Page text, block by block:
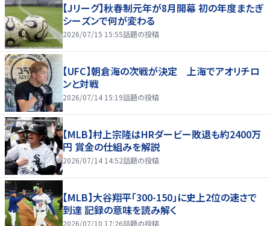
【Jリーグ】秋春制元年が8月開幕 初の年度またぎ
シーズンで何が変わる
2026/07/15 15:55話題の投稿
【UFC】朝倉海の次戦が決定 上海でアオリチロ
ンと対戦
2026/07/14 15:19話題の投稿
【MLB】村上宗隆はHRダービー敗退も約2400万
円 賞金の仕組みを解説
2026/07/14 14:52話題の投稿
【MLB】大谷翔平「300-150」に史上2位の速さで
到達 記録の意味を読み解く
2026/07/10 17:26話題の投稿